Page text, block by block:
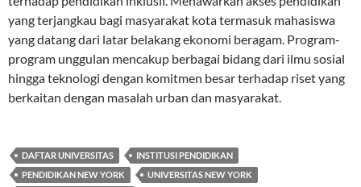
yang terjangkau bagi masyarakat kota termasuk mahasiswa
yang datang dari latar belakang ekonomi beragam. Program-
program unggulan mencakup berbagai bidang dari ilmu sosial
hingga teknologi dengan komitmen besar terhadap riset yang
berkaitan dengan masalah urban dan masyarakat.
DAFTAR UNIVERSITAS
INSTITUSI PENDIDIKAN
PENDIDIKAN NEW YORK
UNIVERSITAS NEW YORK